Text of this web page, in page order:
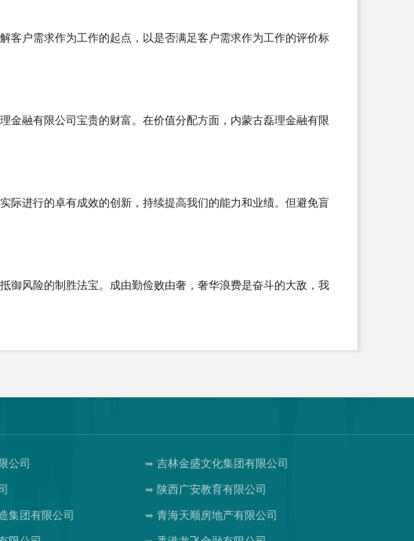
客户需求作为工作的起点，以是否满足客户需求作为工作的评价标
金融有限公司宝贵的财富。在价值分配方面，内蒙古磊理金融有限
际进行的卓有成效的创新，持续提高我们的能力和业绩。但避免盲
御风险的制胜法宝。成由勤俭败由奢，奢华浪费是奋斗的大敌，我
公司 吉林金盛文化集团有限公司
陕西广安教育有限公司
集团有限公司 青海天顺房地产有限公司